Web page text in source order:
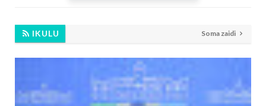
IKULU Soma zaidi